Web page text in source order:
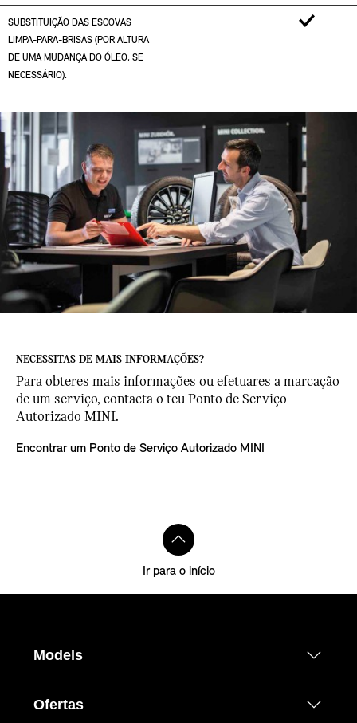
SUBSTITUIÇÃO DAS ESCOVAS
LIMPA-PARA-BRISAS (POR ALTURA
DE UMA MUDANÇA DO ÓLEO, SE
NECESSÁRIO).
NECESSITAS DE MAIS INFORMAÇÕES?
Para obteres mais informações ou efetuares a marcação
de um serviço, contacta o teu Ponto de Serviço
Autorizado MINI.
Encontrar um Ponto de Serviço Autorizado MINI
Ir para o início
Models
Ofertas